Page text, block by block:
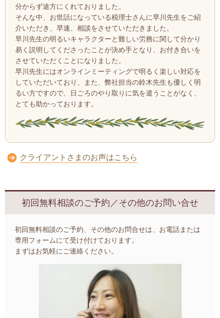
分からず途方にくれておりました。
そんな中、 お世話になっている税理士さんに早川先生をご紹
介いただき、早速、相談をさせていただきました。
早川先生の明るいキャラクターと難しい労務に関して分かり
易く説明してくださったことが決め手となり、お付き合いを
させていただくことになりました。
早川先生にはオンラインミーティングで明るく楽しい対応を
していただいており、
また、弊社担当の鈴木先生も優しく明
るい方ですので、日ごろのやり取りに気を遣うことがなく、
とても助かっております。
クライアントさまのお声はこちら
初回無料相談のご予約／その他のお問い合せ
初回無料相談のご予約、その他のお問合せは、お電話または
専用フォームにて受け付けております。
まずはお気軽にご連絡ください。